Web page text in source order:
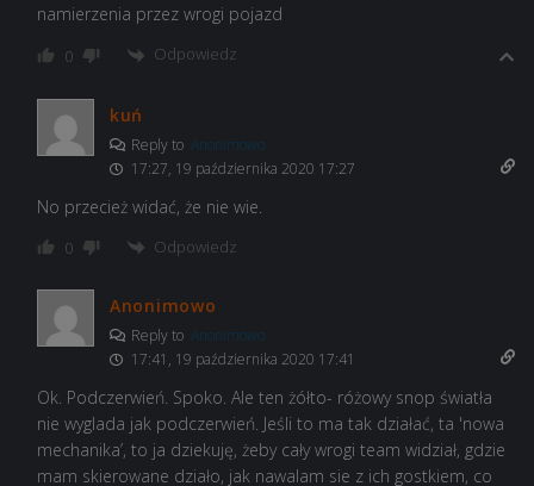
namierzenia przez wrogi pojazd
0 Odpowiedz
kuń
Reply to Anonimowo
17:27, 19 października 2020 17:27
No przecież widać, że nie wie.
0 Odpowiedz
Anonimowo
Reply to Anonimowo
17:41, 19 października 2020 17:41
Ok. Podczerwień. Spoko. Ale ten żółto- różowy snop światła
nie wyglada jak podczerwień. Jeśli to ma tak działać, ta 'nowa
mechanika’, to ja dziekuję, żeby cały wrogi team widział, gdzie
mam skierowane działo, jak nawalam sie z ich gostkiem, co